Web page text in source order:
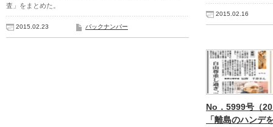
査」をまとめた。
2015.02.23 バックナンバー
2015.02.16
No．5999号（
「離島のハン